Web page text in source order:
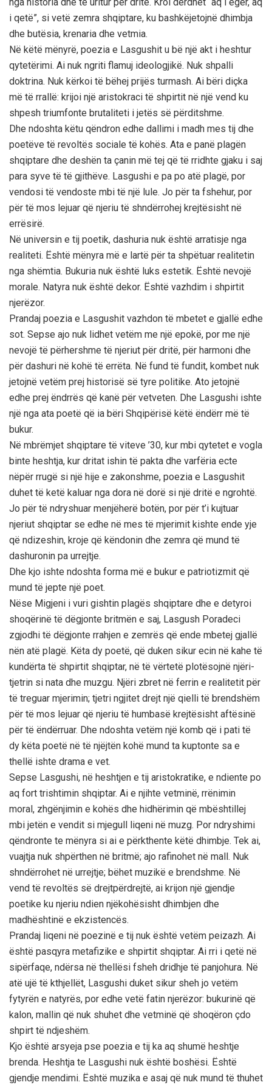
i qetë”, si vetë zemra shqiptare, ku bashkëjetojnë dhimbja
dhe butësia, krenaria dhe vetmia.
Në këtë mënyrë, poezia e Lasgushit u bë një akt i heshtur
qytetërimi. Ai nuk ngriti flamuj ideologjikë. Nuk shpalli
doktrina. Nuk kërkoi të bëhej prijës turmash. Ai bëri diçka
më të rrallë: krijoi një aristokraci të shpirtit në një vend ku
shpesh triumfonte brutaliteti i jetës së përditshme.
Dhe ndoshta këtu qëndron edhe dallimi i madh mes tij dhe
poetëve të revoltës sociale të kohës. Ata e panë plagën
shqiptare dhe deshën ta çanin më tej që të rridhte gjaku i saj
para syve të të gjithëve. Lasgushi e pa po atë plagë, por
vendosi të vendoste mbi të një lule. Jo për ta fshehur, por
për të mos lejuar që njeriu të shndërrohej krejtësisht në
errësirë.
Në universin e tij poetik, dashuria nuk është arratisje nga
realiteti. Është mënyra më e lartë për ta shpëtuar realitetin
nga shëmtia. Bukuria nuk është luks estetik. Është nevojë
morale. Natyra nuk është dekor. Është vazhdim i shpirtit
njerëzor.
Prandaj poezia e Lasgushit vazhdon të mbetet e gjallë edhe
sot. Sepse ajo nuk lidhet vetëm me një epokë, por me një
nevojë të përhershme të njeriut për dritë, për harmoni dhe
për dashuri në kohë të errëta. Në fund të fundit, kombet nuk
jetojnë vetëm prej historisë së tyre politike. Ato jetojnë
edhe prej ëndrrës që kanë për vetveten. Dhe Lasgushi ishte
një nga ata poetë që ia bëri Shqipërisë këtë ëndërr më të
bukur.
Në mbrëmjet shqiptare të viteve ’30, kur mbi qytetet e vogla
binte heshtja, kur dritat ishin të pakta dhe varfëria ecte
nëpër rrugë si një hije e zakonshme, poezia e Lasgushit
duhet të ketë kaluar nga dora në dorë si një dritë e ngrohtë.
Jo për të ndryshuar menjëherë botën, por për t’i kujtuar
njeriut shqiptar se edhe në mes të mjerimit kishte ende yje
që ndizeshin, kroje që këndonin dhe zemra që mund të
dashuronin pa urrejtje.
Dhe kjo ishte ndoshta forma më e bukur e patriotizmit që
mund të jepte një poet.
Nëse Migjeni i vuri gishtin plagës shqiptare dhe e detyroi
shoqërinë të dëgjonte britmën e saj, Lasgush Poradeci
zgjodhi të dëgjonte rrahjen e zemrës që ende mbetej gjallë
nën atë plagë. Këta dy poetë, që duken sikur ecin në kahe të
kundërta të shpirtit shqiptar, në të vërtetë plotësojnë njëri-
tjetrin si nata dhe muzgu. Njëri zbret në ferrin e realitetit për
të treguar mjerimin; tjetri ngjitet drejt një qielli të brendshëm
për të mos lejuar që njeriu të humbasë krejtësisht aftësinë
për të ëndërruar. Dhe ndoshta vetëm një komb që i pati të
dy këta poetë në të njëjtën kohë mund ta kuptonte sa e
thellë ishte drama e vet.
Sepse Lasgushi, në heshtjen e tij aristokratike, e ndiente po
aq fort trishtimin shqiptar. Ai e njihte vetminë, rrënimin
moral, zhgënjimin e kohës dhe hidhërimin që mbështillej
mbi jetën e vendit si mjegull liqeni në muzg. Por ndryshimi
qëndronte te mënyra si ai e përkthente këtë dhimbje. Tek ai,
vuajtja nuk shpërthen në britmë; ajo rafinohet në mall. Nuk
shndërrohet në urrejtje; bëhet muzikë e brendshme. Në
vend të revoltës së drejtpërdrejtë, ai krijon një gjendje
poetike ku njeriu ndien njëkohësisht dhimbjen dhe
madhështinë e ekzistencës.
Prandaj liqeni në poezinë e tij nuk është vetëm peizazh. Ai
është pasqyra metafizike e shpirtit shqiptar. Ai rri i qetë në
sipërfaqe, ndërsa në thellësi fsheh dridhje të panjohura. Në
atë ujë të kthjellët, Lasgushi duket sikur sheh jo vetëm
fytyrën e natyrës, por edhe vetë fatin njerëzor: bukurinë që
kalon, mallin që nuk shuhet dhe vetminë që shoqëron çdo
shpirt të ndjeshëm.
Kjo është arsyeja pse poezia e tij ka aq shumë heshtje
brenda. Heshtja te Lasgushi nuk është boshësi. Është
gjendje mendimi. Është muzika e asaj që nuk mund të thuhet